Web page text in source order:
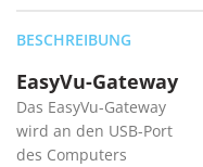
BESCHREIBUNG
EasyVu-Gateway
Das EasyVu-Gateway
wird an den USB-Port
des Computers